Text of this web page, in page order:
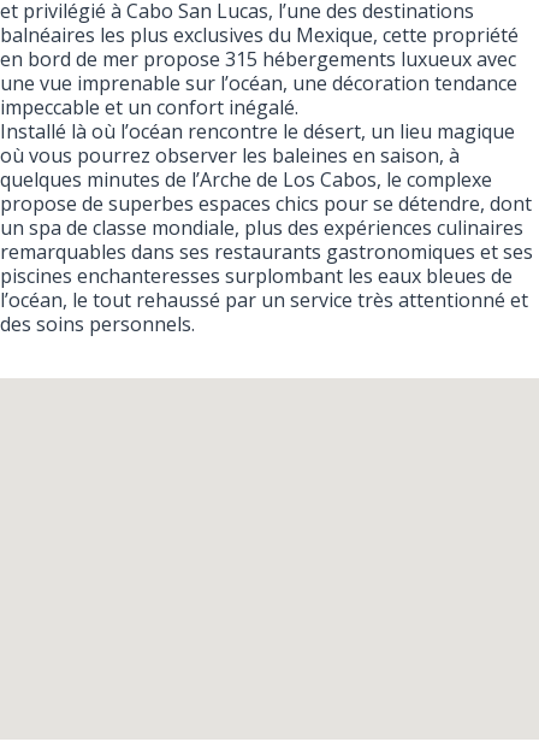
et privilégié à Cabo San Lucas, l’une des destinations
balnéaires les plus exclusives du Mexique, cette propriété
en bord de mer propose 315 hébergements luxueux avec
une vue imprenable sur l’océan, une décoration tendance
impeccable et un confort inégalé.
Installé là où l’océan rencontre le désert, un lieu magique
où vous pourrez observer les baleines en saison, à
quelques minutes de l’Arche de Los Cabos, le complexe
propose de superbes espaces chics pour se détendre, dont
un spa de classe mondiale, plus des expériences culinaires
remarquables dans ses restaurants gastronomiques et ses
piscines enchanteresses surplombant les eaux bleues de
l’océan, le tout rehaussé par un service très attentionné et
des soins personnels.